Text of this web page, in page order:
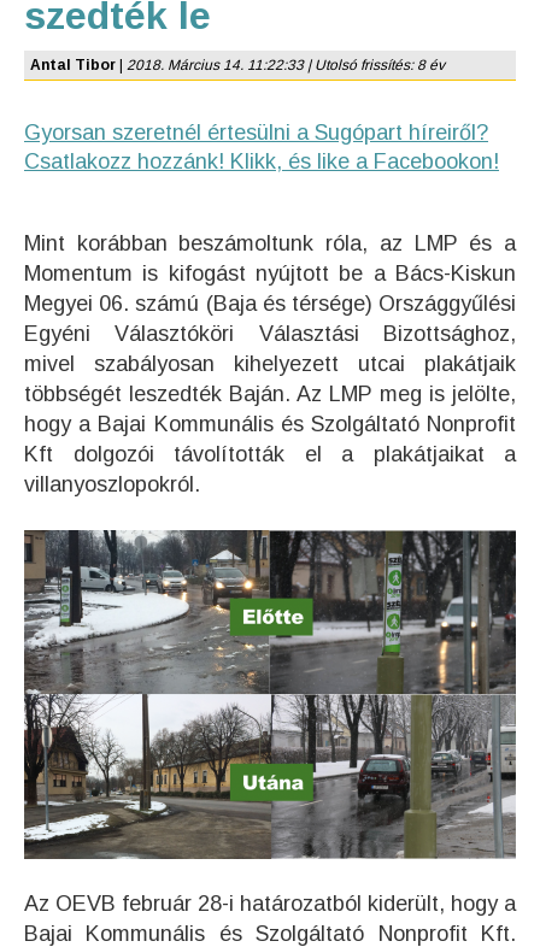
szedték le
Antal Tibor 2018. Március 14. 11:22:33 | Utolsó frissítés: 8 év
Gyorsan szeretnél értesülni a Sugópart híreiről?
Csatlakozz hozzánk! Klikk, és like a Facebookon!
Mint korábban beszámoltunk róla, az LMP és a
Momentum is kifogást nyújtott be a Bács-Kiskun
Megyei 06. számú (Baja és térsége) Országgyűlési
Egyéni Választóköri Választási Bizottsághoz,
mivel szabályosan kihelyezett utcai plakátjaik
többségét leszedték Baján. Az LMP meg is jelölte,
hogy a Bajai Kommunális és Szolgáltató Nonprofit
Kft dolgozói távolították el a plakátjaikat a
villanyoszlopokról.
Az OEVB február 28-i határozatból kiderült, hogy a
Bajai Kommunális és Szolgáltató Nonprofit Kft.